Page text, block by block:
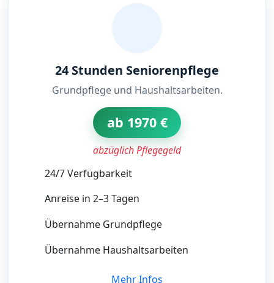
24 Stunden Seniorenpflege
Grundpflege und Haushaltsarbeiten.
ab 1970 €
abzüglich Pflegegeld
24/7 Verfügbarkeit
Anreise in 2–3 Tagen
Übernahme Grundpflege
Übernahme Haushaltsarbeiten
Mehr Infos